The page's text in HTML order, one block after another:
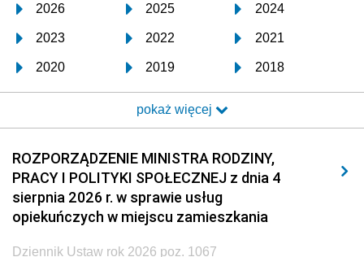
2026 2025 2024
2023 2022 2021
2020 2019 2018
2017 2016 2015
2014 2013 2012
2011 2010 2009
2008 2007 2006
2005 2004 2003
pokaż więcej
ROZPORZĄDZENIE MINISTRA RODZINY,
PRACY I POLITYKI SPOŁECZNEJ z dnia 4
sierpnia 2026 r. w sprawie usług
opiekuńczych w miejscu zamieszkania
Dziennik Ustaw rok 2026 poz. 1067